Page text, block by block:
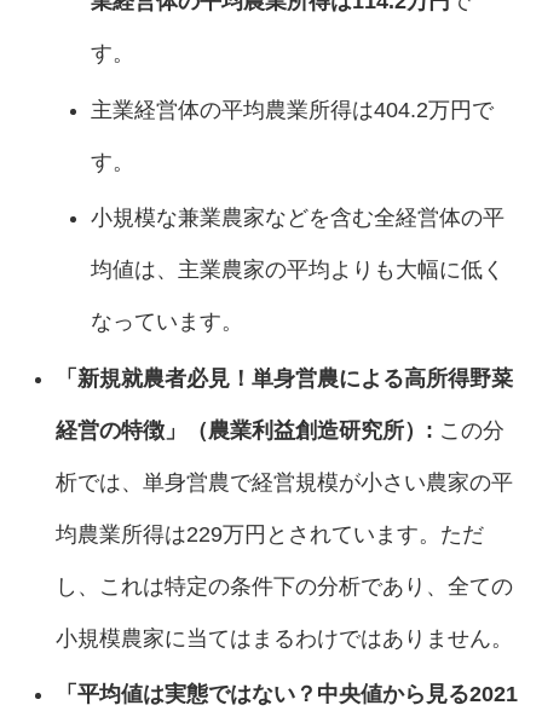
す。
主業経営体の平均農業所得は404.2万円で
す。
小規模な兼業農家などを含む全経営体の平
均値は、主業農家の平均よりも大幅に低く
なっています。
「新規就農者必見！単身営農による高所得野菜
経営の特徴」（農業利益創造研究所）: この分
析では、単身営農で経営規模が小さい農家の平
均農業所得は229万円とされています。ただ
し、これは特定の条件下の分析であり、全ての
小規模農家に当てはまるわけではありません。
「平均値は実態ではない？中央値から見る2021